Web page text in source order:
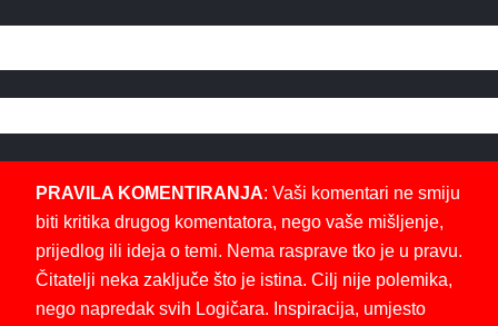
PRAVILA KOMENTIRANJA: Vaši komentari ne smiju
biti kritika drugog komentatora, nego vaše mišljenje,
prijedlog ili ideja o temi. Nema rasprave tko je u pravu.
Čitatelji neka zaključe što je istina. Cilj nije polemika,
nego napredak svih Logičara. Inspiracija, umjesto